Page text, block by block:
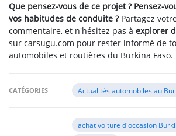
Que pensez-vous de ce projet ? Pensez-
vos habitudes de conduite ?Partagez
commentaire, et n'hésitez pas à explorer
sur carsugu.com pour rester informé de
automobiles et routières du Burkina Faso.
CATÉGORIES Actualités automobiles au
achat voiture d'occasion